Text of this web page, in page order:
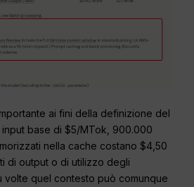
ai fini della definizione del
base di $5/MTok, 900.000
nella cache costano $4,50
di output o di utilizzo degli
volte quel contesto può comunque